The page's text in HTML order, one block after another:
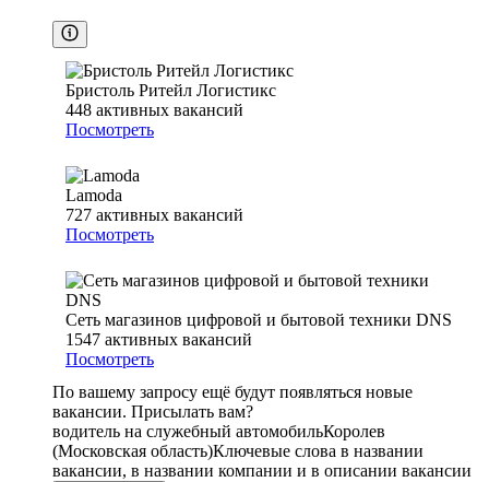
Бристоль Ритейл Логистикс
448 активных вакансий
Посмотреть
Lamoda
727 активных вакансий
Посмотреть
Сеть магазинов цифровой и бытовой техники DNS
1547 активных вакансий
Посмотреть
По вашему запросу ещё будут появляться новые
вакансии. Присылать вам?
водитель на служебный автомобильКоролев
(Московская область)Ключевые слова в названии
вакансии, в названии компании и в описании вакансии